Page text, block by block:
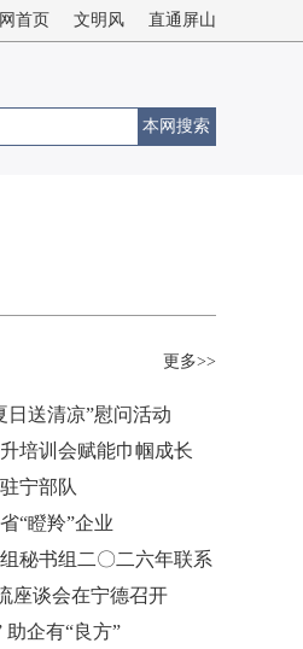
首页 文明风 直通屏山
本网搜索
更多>>
日送清凉”慰问活动
培训会赋能巾帼成长
宁部队
“瞪羚”企业
秘书组二〇二六年联系
座谈会在宁德召开
助企有“良方”